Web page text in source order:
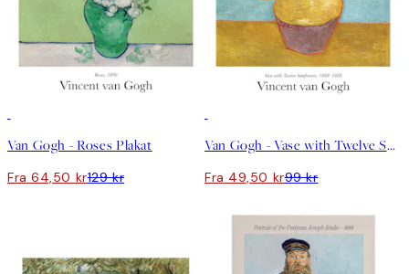
Van Gogh - Roses Plakat
Fra 64,50 kr129 kr
Van Gogh - Vase with Twelve Sunflowers Plakat
Fra 49,50 kr99 kr